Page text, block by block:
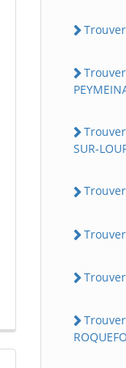
SUR-